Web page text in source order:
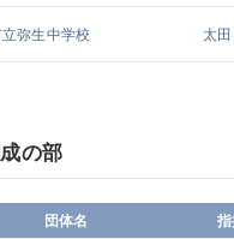
弥生中学校 太
の部
団体名